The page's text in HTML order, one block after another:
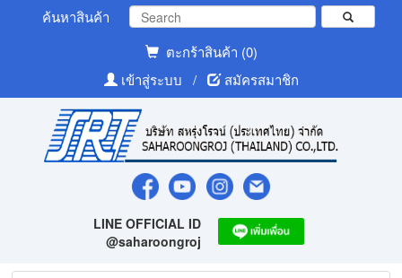
ค้นหาสินค้า
ตะกร้าสินค้า (0)
เข้าสู่ระบบ
/ สมัครสมาชิก
LINE OFFICIAL ID
@saharoongroj